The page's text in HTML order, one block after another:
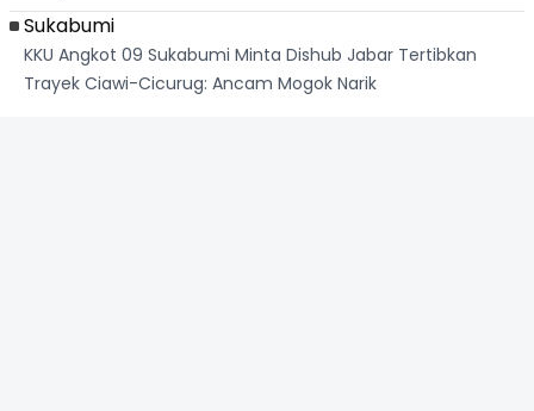
Sukabumi
KKU Angkot 09 Sukabumi Minta Dishub Jabar Tertibkan
Trayek Ciawi-Cicurug: Ancam Mogok Narik